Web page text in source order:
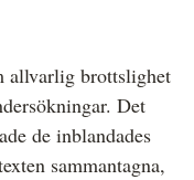
allvarlig brottslighet
Det
de inblandades
sammantagna,